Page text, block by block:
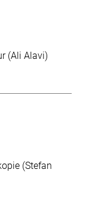
(Ali Alavi)
(Stefan